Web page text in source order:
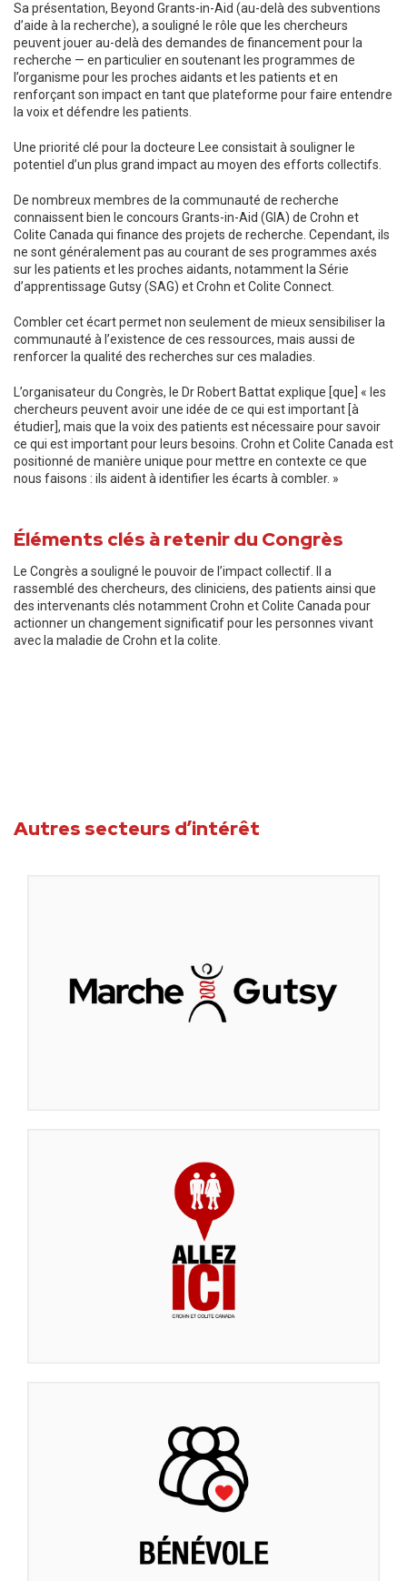
Sa présentation, Beyond Grants-in-Aid (au-delà des subventions
d’aide à la recherche), a souligné le rôle que les chercheurs
peuvent jouer au-delà des demandes de financement pour la
recherche — en particulier en soutenant les programmes de
l’organisme pour les proches aidants et les patients et en
renforçant son impact en tant que plateforme pour faire entendre
la voix et défendre les patients.
Une priorité clé pour la docteure Lee consistait à souligner le
potentiel d’un plus grand impact au moyen des efforts collectifs.
De nombreux membres de la communauté de recherche
connaissent bien le concours Grants-in-Aid (GIA) de Crohn et
Colite Canada qui finance des projets de recherche. Cependant, ils
ne sont généralement pas au courant de ses programmes axés
sur les patients et les proches aidants, notamment la Série
d’apprentissage Gutsy (SAG) et Crohn et Colite Connect.
Combler cet écart permet non seulement de mieux sensibiliser la
communauté à l’existence de ces ressources, mais aussi de
renforcer la qualité des recherches sur ces maladies.
L’organisateur du Congrès, le Dr Robert Battat explique [que] « les
chercheurs peuvent avoir une idée de ce qui est important [à
étudier], mais que la voix des patients est nécessaire pour savoir
ce qui est important pour leurs besoins. Crohn et Colite Canada est
positionné de manière unique pour mettre en contexte ce que
nous faisons : ils aident à identifier les écarts à combler. »
Éléments clés à retenir du Congrès
Le Congrès a souligné le pouvoir de l’impact collectif. Il a
rassemblé des chercheurs, des cliniciens, des patients ainsi que
des intervenants clés notamment Crohn et Colite Canada pour
actionner un changement significatif pour les personnes vivant
avec la maladie de Crohn et la colite.
Autres secteurs d’intérêt